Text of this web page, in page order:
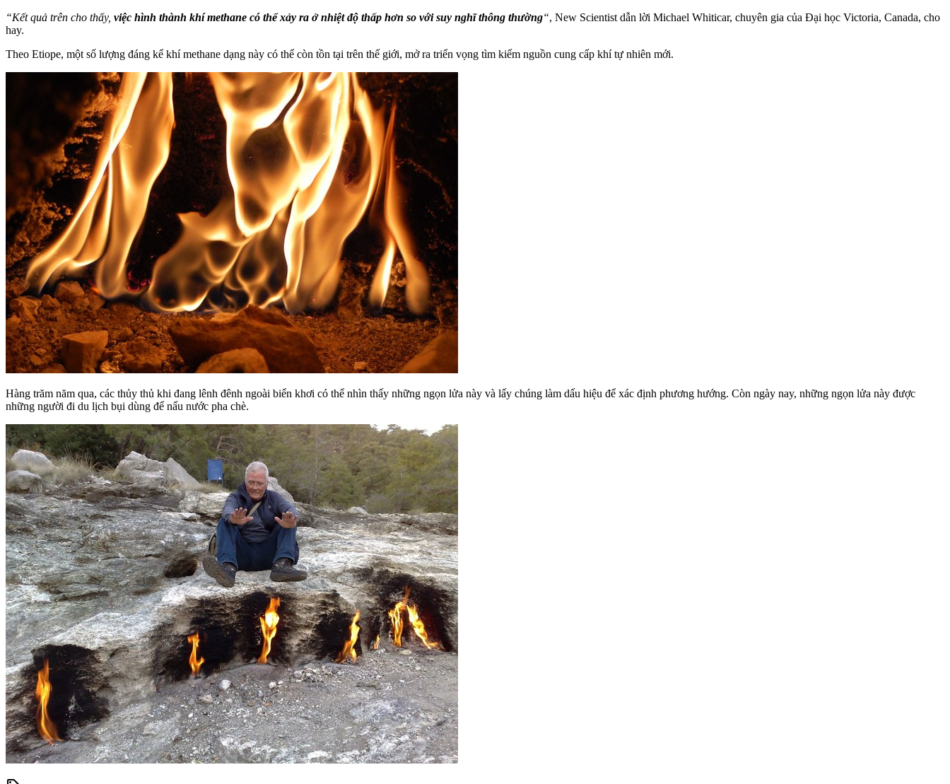
“Kết quả trên cho thấy, việc hình thành khí methane có thể xảy ra ở nhiệt độ thấp hơn so với suy nghĩ thông thường“, New Scientist dẫn lời Michael Whiticar, chuyên gia của Đại học Victoria, Canada, cho
hay.
Theo Etiope, một số lượng đáng kể khí methane dạng này có thể còn tồn tại trên thế giới, mở ra triển vọng tìm kiếm nguồn cung cấp khí tự nhiên mới.
Hàng trăm năm qua, các thủy thủ khi đang lênh đênh ngoài biển khơi có thể nhìn thấy những ngọn lửa này và lấy chúng làm dấu hiệu để xác định phương hướng. Còn ngày nay, những ngọn lửa này được
những người đi du lịch bụi dùng để nấu nước pha chè.